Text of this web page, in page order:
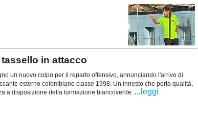
in attacco
un nuovo colpo per il reparto offensivo, annunciando l'arrivo di
esterno colombiano classe 1998. Un innesto che porta qualità,
a disposizione della formazione biancoverde. ... leggi